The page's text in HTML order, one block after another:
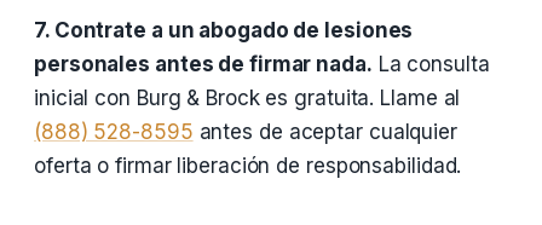
7. Contrate a un abogado de lesiones
personales antes de firmar nada. La consulta
inicial con Burg & Brock es gratuita. Llame al
(888) 528-8595 antes de aceptar cualquier
oferta o firmar liberación de responsabilidad.